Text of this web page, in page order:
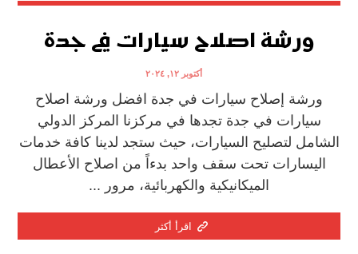
ورشة اصلاح سيارات في جدة
أكتوبر ١٢, ٢٠٢٤
ورشة إصلاح سيارات في جدة افضل ورشة اصلاح
سيارات في جدة تجدها في مركزنا المركز الدولي
الشامل لتصليح السيارات، حيث ستجد لدينا كافة خدمات
اليسارات تحت سقف واحد بدءاً من اصلاح الأعطال
الميكانيكية والكهربائية، مرور ...
اقرأ أكثر